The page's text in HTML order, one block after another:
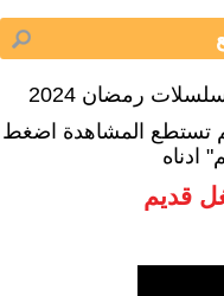
تستطع المشاهدة اضغط
ادناه
قديم